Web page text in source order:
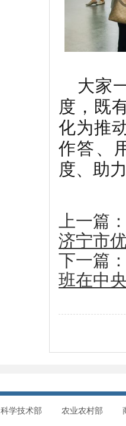
大家
度，既
化为推
作答、
度、助
上一篇
济宁市
下一篇
班在中
科学技术部 农业农村部